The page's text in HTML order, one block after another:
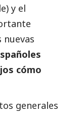
y el
cómo
generales